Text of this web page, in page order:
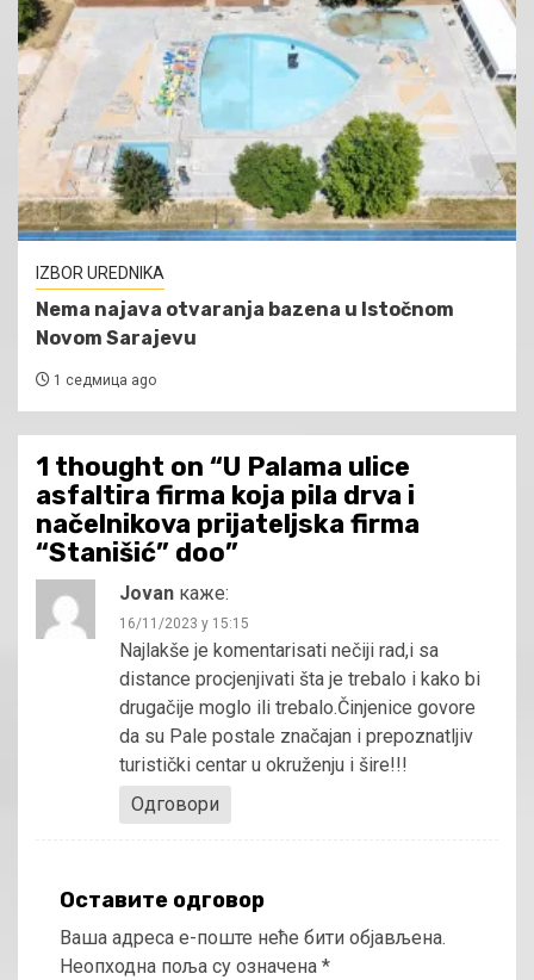
IZBOR UREDNIKA
Nema najava otvaranja bazena u Istočnom
Novom Sarajevu
1 седмица ago
1 thought on “U Palama ulice
asfaltira firma koja pila drva i
načelnikova prijateljska firma
“Stanišić” doo”
Jovan каже:
16/11/2023 у 15:15
Najlakše je komentarisati nečiji rad,i sa
distance procjenjivati šta je trebalo i kako bi
drugačije moglo ili trebalo.Činjenice govore
da su Pale postale značajan i prepoznatljiv
turistički centar u okruženju i šire!!!
Одговори
Оставите одговор
Ваша адреса е-поште неће бити објављена.
Неопходна поља су означена *